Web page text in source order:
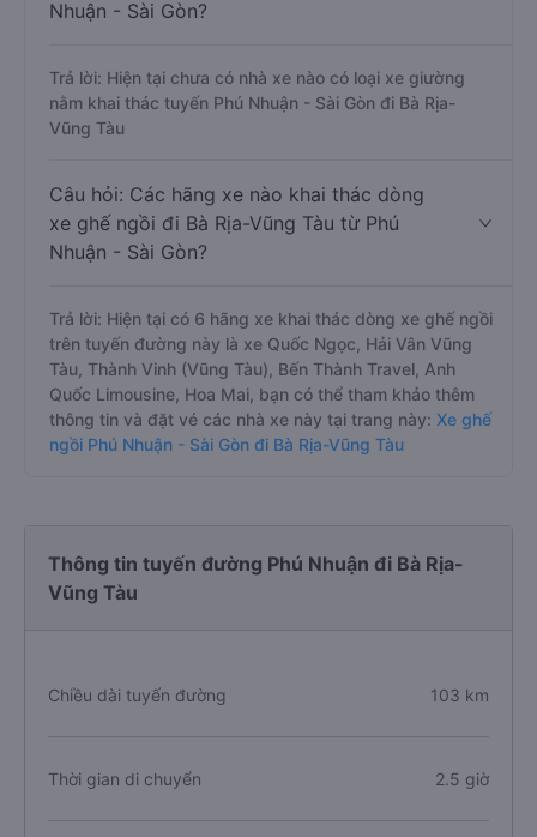
Nhuận - Sài Gòn?
Trả lời: Hiện tại chưa có nhà xe nào có loại xe giường
nằm khai thác tuyến Phú Nhuận - Sài Gòn đi Bà Rịa-
Vũng Tàu
Câu hỏi: Các hãng xe nào khai thác dòng
xe ghế ngồi đi Bà Rịa-Vũng Tàu từ Phú
Nhuận - Sài Gòn?
Trả lời: Hiện tại có 6 hãng xe khai thác dòng xe ghế ngồi
trên tuyến đường này là xe Quốc Ngọc, Hải Vân Vũng
Tàu, Thành Vinh (Vũng Tàu), Bến Thành Travel, Anh
Quốc Limousine, Hoa Mai, bạn có thể tham khảo thêm
thông tin và đặt vé các nhà xe này tại trang này: Xe ghế
ngồi Phú Nhuận - Sài Gòn đi Bà Rịa-Vũng Tàu
Thông tin tuyến đường Phú Nhuận đi Bà Rịa-
Vũng Tàu
Chiều dài tuyến đường 103 km
Thời gian di chuyển 2.5 giờ